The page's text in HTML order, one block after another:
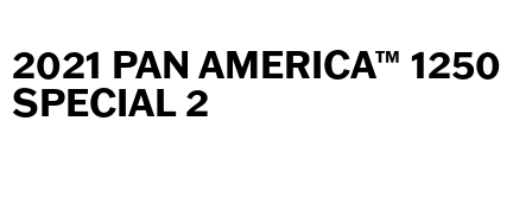
2021 PAN AMERICA™ 1250
SPECIAL 2